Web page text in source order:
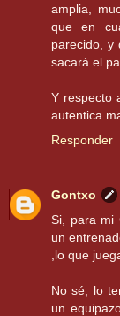
amplia,
que en
parecido, y
sacará el
Y respecto
autentica
Responder
Gontxo
Si, para mi
un
,lo que
No sé, lo
un